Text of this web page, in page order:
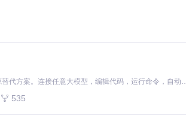
错误日志后，向客户端响应错误信息
,
...
Claude Code 的开源替代方案。连接任意大模型，编辑代码，运行命令，自动验证 — 全自动执行。用 Rust 构建，极致性能。 ｜ An open-source
535